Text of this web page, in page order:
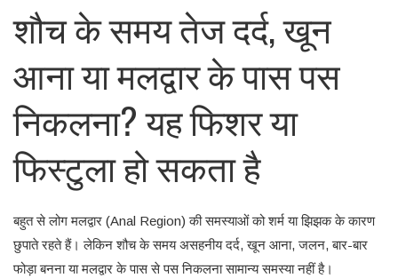
शौच के समय तेज दर्द, खून
आना या मलद्वार के पास पस
निकलना? यह फिशर या
फिस्टुला हो सकता है
बहुत से लोग मलद्वार (Anal Region) की समस्याओं को शर्म या झिझक के कारण
छुपाते रहते हैं। लेकिन शौच के समय असहनीय दर्द, खून आना, जलन, बार-बार
फोड़ा बनना या मलद्वार के पास से पस निकलना सामान्य समस्या नहीं है।